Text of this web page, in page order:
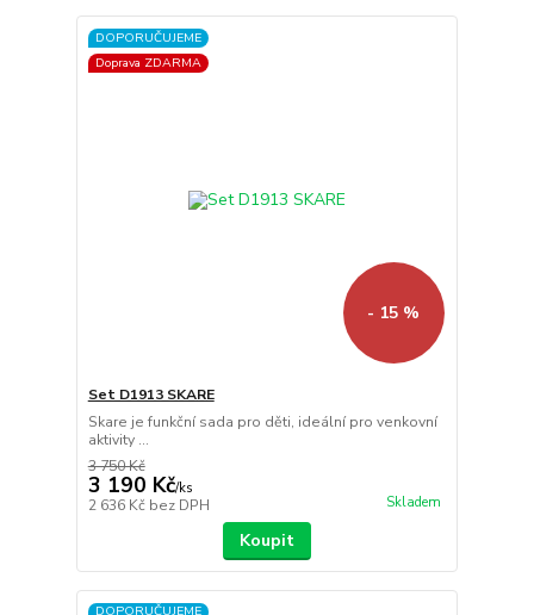
DOPORUČUJEME
Doprava ZDARMA
- 15 %
Set D1913 SKARE
Skare je funkční sada pro děti, ideální pro venkovní
aktivity ...
3 750 Kč
3 190 Kč/ks
2 636 Kč bez DPH Skladem
Koupit
DOPORUČUJEME